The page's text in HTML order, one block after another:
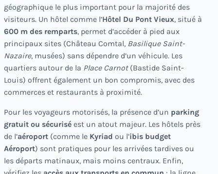
géographique le plus important pour la majorité des
visiteurs. Un hôtel comme l’Hôtel Du Pont Vieux, situé à
600 m des remparts, permet d’accéder à pied aux
principaux sites (Château Comtal, Basilique Saint-
Nazaire, musées) sans dépendre d’un véhicule. Les
quartiers autour de la Place Carnot(Bastide Saint-
Louis) offrent également un bon compromis, avec des
commerces et restaurants à proximité.
Pour les voyageurs motorisés, la présence d’un parking
gratuit ou sécurisé est un atout majeur. Les hôtels près
de l’aéroport (comme le Kyriad ou l’ibis budget
Aéroport) sont pratiques pour les arrivées tardives ou
les départs matinaux, mais moins centraux. Enfin,